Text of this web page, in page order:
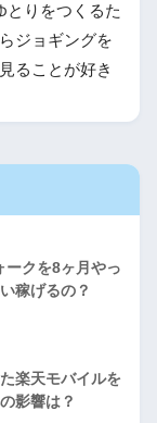
とりをつくるた
ジョギングを
ることが好き
ークを8ヶ月やっ
稼げるの？
楽天モバイルを
影響は？